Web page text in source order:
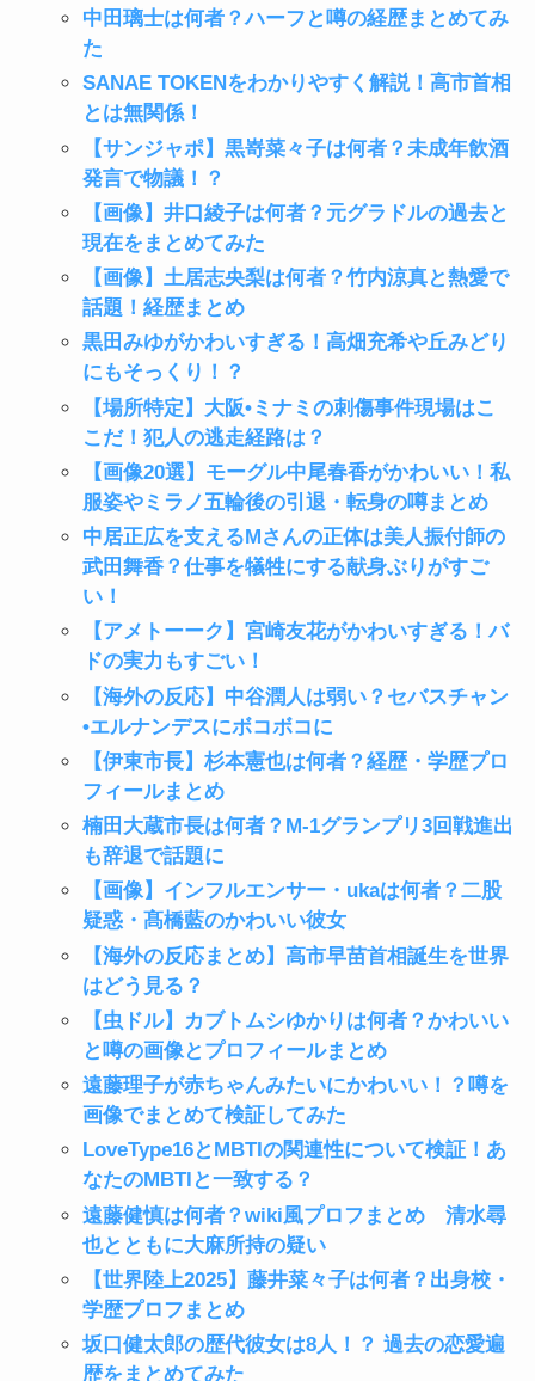
中田璃士は何者？ハーフと噂の経歴まとめてみ
た
SANAE TOKENをわかりやすく解説！高市首相
とは無関係！
【サンジャポ】黒嵜菜々子は何者？未成年飲酒
発言で物議！？
【画像】井口綾子は何者？元グラドルの過去と
現在をまとめてみた
【画像】土居志央梨は何者？竹内涼真と熱愛で
話題！経歴まとめ
黒田みゆがかわいすぎる！高畑充希や丘みどり
にもそっくり！？
【場所特定】大阪•ミナミの刺傷事件現場はこ
こだ！犯人の逃走経路は？
【画像20選】モーグル中尾春香がかわいい！私
服姿やミラノ五輪後の引退・転身の噂まとめ
中居正広を支えるMさんの正体は美人振付師の
武田舞香？仕事を犠牲にする献身ぶりがすご
い！
【アメトーーク】宮崎友花がかわいすぎる！バ
ドの実力もすごい！
【海外の反応】中谷潤人は弱い？セバスチャン
•エルナンデスにボコボコに
【伊東市長】杉本憲也は何者？経歴・学歴プロ
フィールまとめ
楠田大蔵市長は何者？M‐1グランプリ3回戦進出
も辞退で話題に
【画像】インフルエンサー・ukaは何者？二股
疑惑・髙橋藍のかわいい彼女
【海外の反応まとめ】高市早苗首相誕生を世界
はどう見る？
【虫ドル】カブトムシゆかりは何者？かわいい
と噂の画像とプロフィールまとめ
遠藤理子が赤ちゃんみたいにかわいい！？噂を
画像でまとめて検証してみた
LoveType16とMBTIの関連性について検証！あ
なたのMBTIと一致する？
遠藤健慎は何者？wiki風プロフまとめ 清水尋
也とともに大麻所持の疑い
【世界陸上2025】藤井菜々子は何者？出身校・
学歴プロフまとめ
坂口健太郎の歴代彼女は8人！？ 過去の恋愛遍
歴をまとめてみた